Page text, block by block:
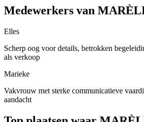
Medewerkers van
Elles
Scherp oog voor details, betrokken
als verkoop
Marieke
Vakvrouw met sterke communicatieve
aandacht